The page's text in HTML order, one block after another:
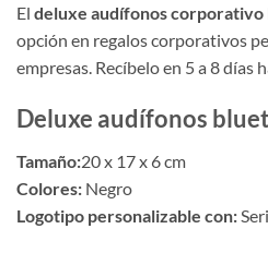
El deluxe audífonos
opción en regalos corporativos
empresas. Recíbelo en 5 a 8 días
Deluxe audífonos
Tamaño:20 x 17 x 6 cm
Colores: Negro
Logotipo personalizable con: